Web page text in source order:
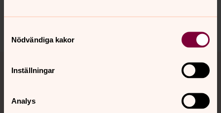
Nödvändiga kakor
Inställningar
Analys
Kontakt